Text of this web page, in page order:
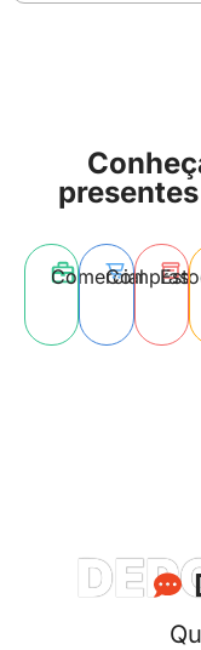
ComercialCompras